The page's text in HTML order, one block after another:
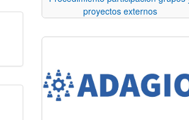
proyectos externos